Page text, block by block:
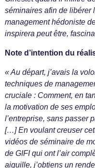
séminaires afin de
management hédoniste
inspirera peut être,
Note d’intention du
« Au départ, j’avais la
techniques de
cruciale : Comment, en
la motivation de ses
l’entreprise, sans passer
[…] En voulant creuser
vidéos de séminaire de
de GIFI qui ont l’air
aiguille, j’obtiens un